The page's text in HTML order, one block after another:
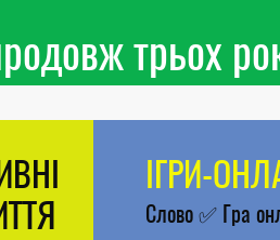
трьох
ІГРИ-
Слово✅Гра